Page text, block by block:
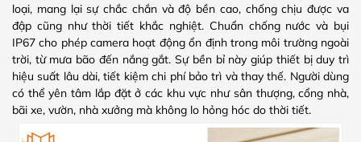
loại, mang lại sự chắc chắn và độ bền cao, chống chịu được va
đập cũng như thời tiết khắc nghiệt. Chuẩn chống nước và bụi
IP67 cho phép camera hoạt động ổn định trong môi trường ngoài
trời, từ mưa bão đến nắng gắt. Sự bền bỉ này giúp thiết bị duy trì
hiệu suất lâu dài, tiết kiệm chi phí bảo trì và thay thế. Người dùng
có thể yên tâm lắp đặt ở các khu vực như sân thượng, cổng nhà,
bãi xe, vườn, nhà xưởng mà không lo hỏng hóc do thời tiết.